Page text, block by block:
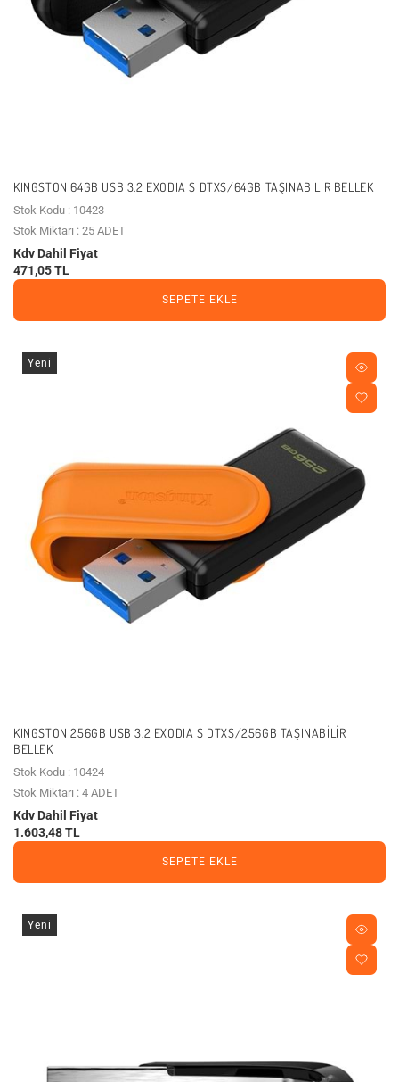
KINGSTON 64GB USB 3.2 EXODIA S DTXS/64GB TAŞINABILIR BELLEK
Stok Kodu : 10423
Stok Miktarı : 25 ADET
Kdv Dahil Fiyat
471,05 TL
SEPETE EKLE
Yeni
KINGSTON 256GB USB 3.2 EXODIA S DTXS/256GB TAŞINABILIR
BELLEK
Stok Kodu : 10424
Stok Miktarı : 4 ADET
Kdv Dahil Fiyat
1.603,48 TL
SEPETE EKLE
Yeni